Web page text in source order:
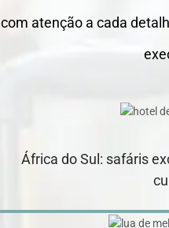
com atenção a cada
África do Sul: safáris